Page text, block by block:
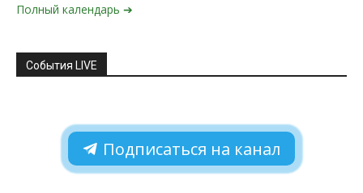
Полный календарь ➔
События LIVE
Подписаться на канал